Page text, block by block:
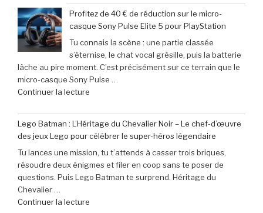
pas
manquer
en
juin
2026 »
exceptionnelle
:
le
clavier
Corsair
K70
Pro
seulement
79,99
€
(-16% »
Profitez de 40 € de réduction sur le micro-
casque Sony Pulse Elite 5 pour PlayStation
Tu connais la scène : une partie classée
s’éternise, le chat vocal grésille, puis la batterie
lâche au pire moment. C’est précisément sur ce terrain que le
micro-casque Sony Pulse …
Continuer la lecture
de
40
€
de
réduction
sur
Lego Batman : L’Héritage du Chevalier Noir – Le chef-d’œuvre
des jeux Lego pour célébrer le super-héros légendaire
Tu lances une mission, tu t’attends à casser trois briques,
résoudre deux énigmes et filer en coop sans te poser de
questions. Puis Lego Batman te surprend. Héritage du
Chevalier …
Continuer la lecture